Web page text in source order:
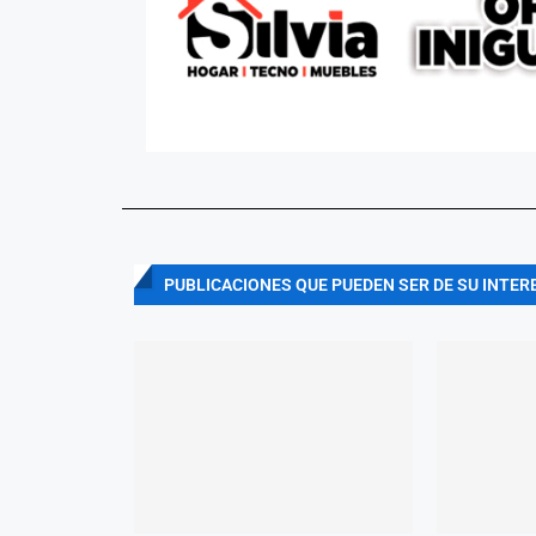
PUBLICACIONES QUE PUEDEN SER DE SU